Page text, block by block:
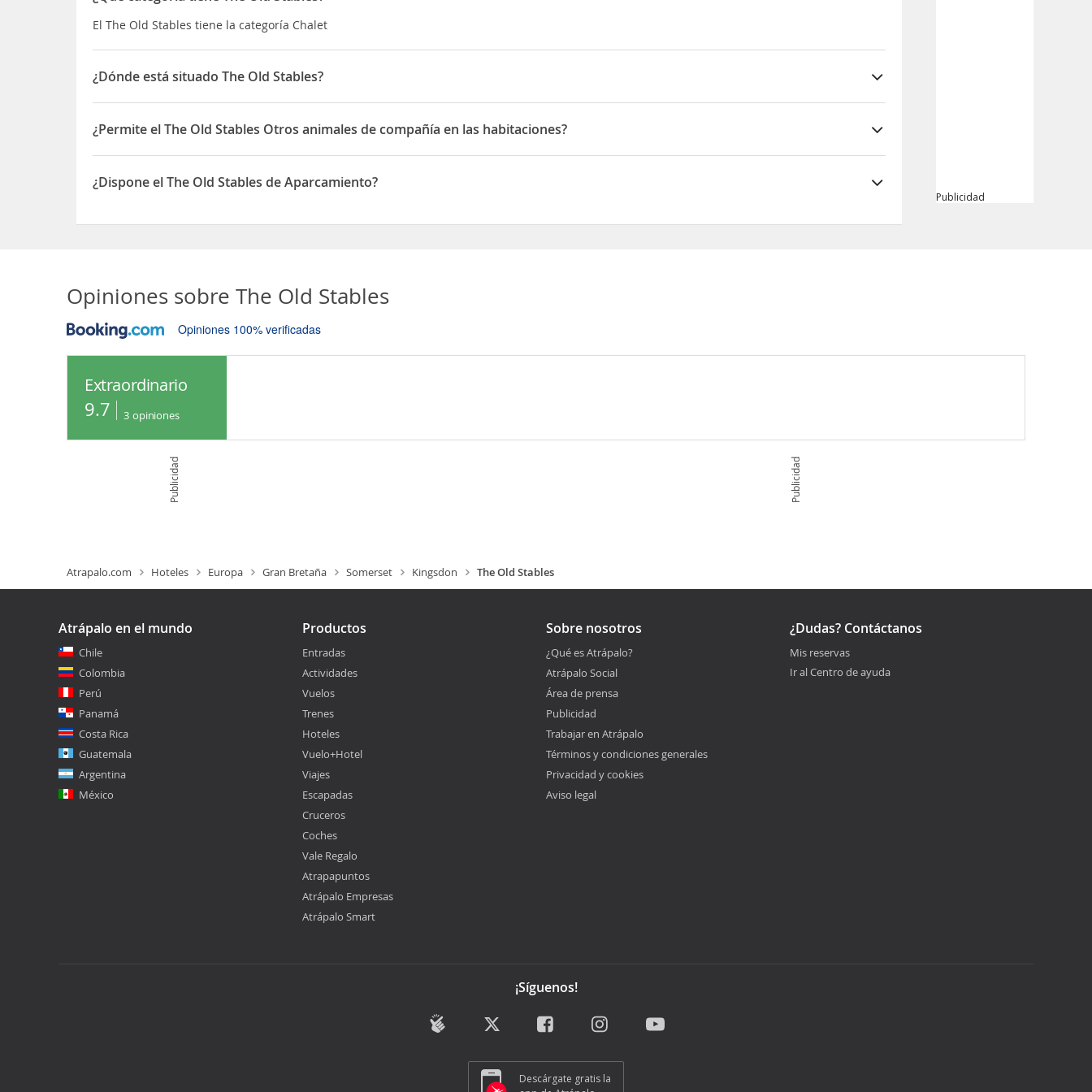
El The Old Stables tiene la categoría Chalet
¿Dónde está situado The Old Stables?
El The Old Stables está situado en Cary Fitzpaine
¿Permite el The Old Stables Otros animales de compañía en las habitaciones?
Sí, el The Old Stables permite Otros animales de compañía en las habitaciones
¿Dispone el The Old Stables de Aparcamiento?
Publicidad
Opiniones sobre The Old Stables
Opiniones 100% verificadas
Extraordinario
9.7 3 opiniones
Publicidad Publicidad
Atrapalo.com Hoteles Europa Gran Bretaña Somerset Kingsdon The Old Stables
Atrápalo en el mundo
Chile
Colombia
Perú
Panamá
Costa Rica
Guatemala
Argentina
México
Productos
Entradas
Actividades
Vuelos
Trenes
Hoteles
Vuelo+Hotel
Viajes
Escapadas
Cruceros
Coches
Vale Regalo
Atrapapuntos
Atrápalo Empresas
Atrápalo Smart
Sobre nosotros
¿Qué es Atrápalo?
Atrápalo Social
Área de prensa
Publicidad
Trabajar en Atrápalo
Términos y condiciones generales
Privacidad y cookies
Aviso legal
¿Dudas? Contáctanos
Mis reservas
Ir al Centro de ayuda
¡Síguenos!
Descárgate gratis la